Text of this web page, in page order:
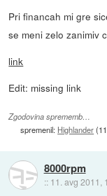
Pri financah mi gre
se meni zelo zanimiv
link
Edit: missing link
Zgodovina sprememb…
spremenil: Highlander(
8000rpm
:: 11. avg 2011,